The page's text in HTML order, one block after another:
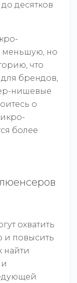
десятков
меньшую, но
что
брендов,
нишевые
о
более
охватить
и повысить
найти